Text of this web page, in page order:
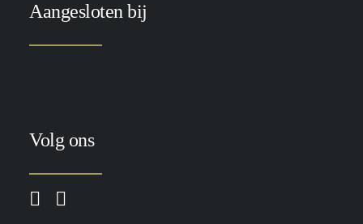
Aangesloten bij
Volg ons